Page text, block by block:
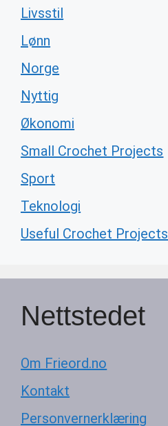
Livsstil
Lønn
Norge
Nyttig
Økonomi
Small Crochet Projects
Sport
Teknologi
Useful Crochet Projects
Nettstedet
Om Frieord.no
Kontakt
Personvernerklæring